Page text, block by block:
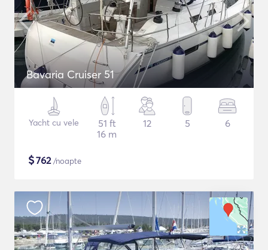
Bavaria Cruiser 51
Yacht cu vele
51 ft
16 m
12 5 6
$762/noapte